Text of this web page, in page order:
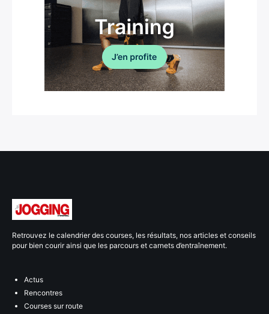
Retrouvez le calendrier des courses, les résultats, nos articles et conseils
pour bien courir ainsi que les parcours et carnets d’entraînement.
Actus
Rencontres
Courses sur route